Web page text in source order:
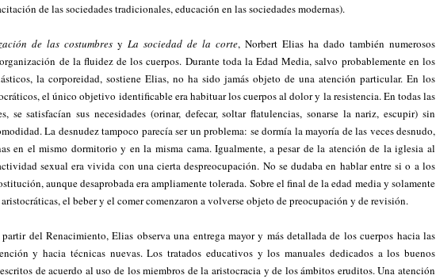
de las sociedades tradicionales, educación en las sociedades modernas).
de las costumbres y La sociedad de la corte, Norbert Elias ha dado también numerosos
de la fluidez de los cuerpos. Durante toda la Edad Media, salvo probablemente en los
la corporeidad, sostiene Elias, no ha sido jamás objeto de una atención particular. En los
el único objetivo identificable era habituar los cuerpos al dolor y la resistencia. En todas las
se satisfacían sus necesidades (orinar, defecar, soltar flatulencias, sonarse la nariz, escupir) sin
La desnudez tampoco parecía ser un problema: se dormía la mayoría de las veces desnudo,
en el mismo dormitorio y en la misma cama. Igualmente, a pesar de la atención de la iglesia al
sexual era vivida con una cierta despreocupación. No se dudaba en hablar entre si o a los
aunque desaprobada era ampliamente tolerada. Sobre el final de la edad media y solamente
aristocráticas, el beber y el comer comenzaron a volverse objeto de preocupación y de revisión.
del Renacimiento, Elias observa una entrega mayor y más detallada de los cuerpos hacia las
y hacia técnicas nuevas. Los tratados educativos y los manuales dedicados a los buenos
de acuerdo al uso de los miembros de la aristocracia y de los ámbitos eruditos. Una atención